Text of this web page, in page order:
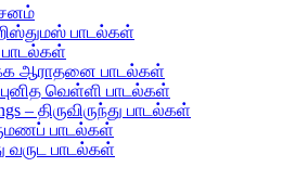
பாடல்கள்
பாடல்கள்
ஆராதனை பாடல்கள்
புனித வெள்ளி பாடல்கள்
– திருவிருந்து பாடல்கள்
பாடல்கள்
வருட பாடல்கள்